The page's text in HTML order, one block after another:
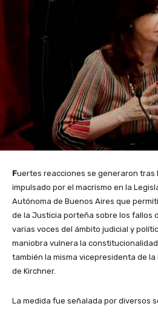
Fuertes reacciones se generaron tras
impulsado por el macrismo en la
Autónoma de Buenos Aires que
de la Justicia porteña sobre los fallos
varias voces del ámbito judicial y
maniobra vulnera la
también la misma vicepresidenta de
de Kirchner.
La medida fue señalada por diversos